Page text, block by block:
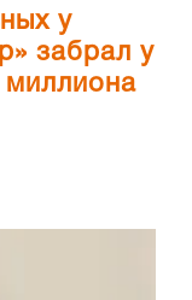
у
забрал у
миллиона